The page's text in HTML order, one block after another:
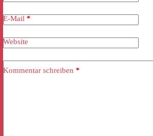
E-Mail *
Website
Kommentar schreiben *